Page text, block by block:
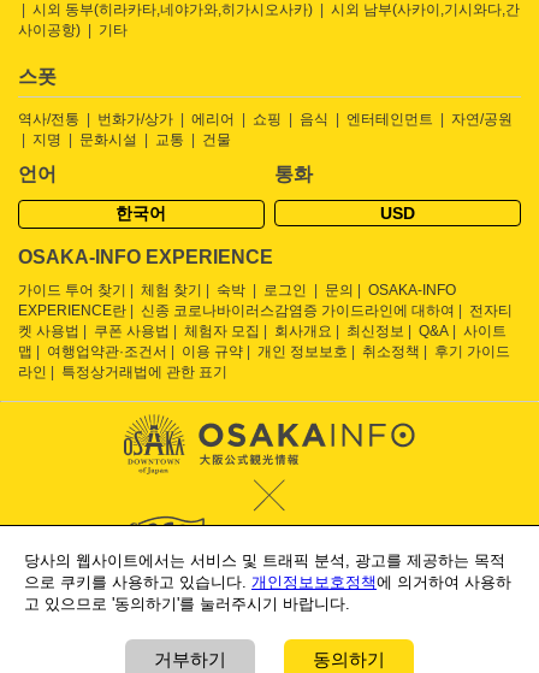
시외 동부(히라카타,네야가와,히가시오사카)
시외 남부(사카이,기시와다,간
사이공항)
기타
스폿
역사/전통 번화가/상가 에리어 쇼핑 음식 엔터테인먼트
자연/공원
지명
문화시설 교통 건물
언어
한국어
통화
USD
OSAKA-INFO EXPERIENCE
가이드 투어 찾기 체험 찾기 숙박 로그인 문의
OSAKA-INFO
EXPERIENCE란
신종 코로나바이러스감염증 가이드라인에 대하여
전자티
켓 사용법
쿠폰 사용법 체험자 모집 회사개요 최신정보 Q&A
사이트
맵
여행업약관·조건서 이용 규약 개인 정보보호 취소정책
후기 가이드
라인
특정상거래법에 관한 표기
Supported by
OSAKA Ryokan Hotel Association
당사의 웹사이트에서는 서비스 및 트래픽 분석, 광고를 제공하는 목적
으로 쿠키를 사용하고 있습니다. 개인정보보호정책에 의거하여 사용하
고 있으므로 '동의하기'를 눌러주시기 바랍니다.
거부하기 동의하기